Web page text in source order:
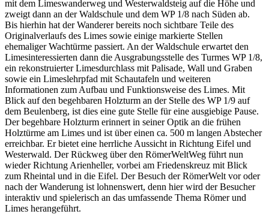
mit dem Limeswanderweg und Westerwaldsteig auf die Höhe und
zweigt dann an der Waldschule und dem WP 1/8 nach Süden ab.
Bis hierhin hat der Wanderer bereits noch sichtbare Teile des
Originalverlaufs des Limes sowie einige markierte Stellen
ehemaliger Wachtürme passiert. An der Waldschule erwartet den
Limesinteressierten dann die Ausgrabungsstelle des Turmes WP 1/8,
ein rekonstruierter Limesdurchlass mit Palisade, Wall und Graben
sowie ein Limeslehrpfad mit Schautafeln und weiteren
Informationen zum Aufbau und Funktionsweise des Limes. Mit
Blick auf den begehbaren Holzturm an der Stelle des WP 1/9 auf
dem Beulenberg, ist dies eine gute Stelle für eine ausgiebige Pause.
Der begehbare Holzturm erinnert in seiner Optik an die frühen
Holztürme am Limes und ist über einen ca. 500 m langen Abstecher
erreichbar. Er bietet eine herrliche Aussicht in Richtung Eifel und
Westerwald. Der Rückweg über den RömerWeltWeg führt nun
wieder Richtung Arienheller, vorbei am Friedenskreuz mit Blick
zum Rheintal und in die Eifel. Der Besuch der RömerWelt vor oder
nach der Wanderung ist lohnenswert, denn hier wird der Besucher
interaktiv und spielerisch an das umfassende Thema Römer und
Limes herangeführt.